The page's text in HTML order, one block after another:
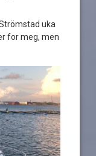
uka
for meg, men